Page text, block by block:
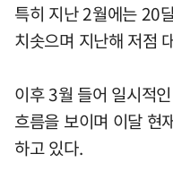
특히 지난 2월에는 20
치솟으며 지난해 저점
이후 3월 들어 일시적
흐름을 보이며 이달 현
하고 있다.